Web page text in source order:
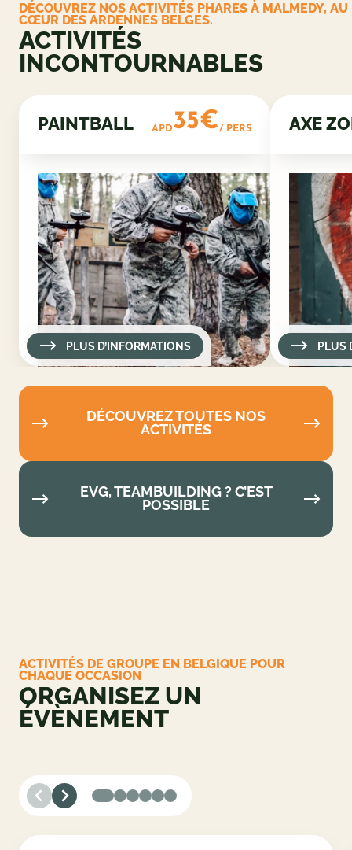
DÉCOUVREZ NOS ACTIVITÉS PHARES À MALMEDY, AU
CŒUR DES ARDENNES BELGES.
ACTIVITÉS
INCONTOURNABLES
PAINTBALL APD35€/ PERS
PLUS D’INFORMATIONS
AXE
PLUS
DÉCOUVREZ TOUTES NOS
ACTIVITÉS
EVG, TEAMBUILDING ? C’EST
POSSIBLE
ACTIVITÉS DE GROUPE EN BELGIQUE POUR
CHAQUE OCCASION
ORGANISEZ UN
ÉVÈNEMENT